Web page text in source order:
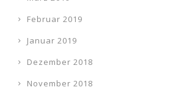
Februar 2019
Januar 2019
Dezember 2018
November 2018